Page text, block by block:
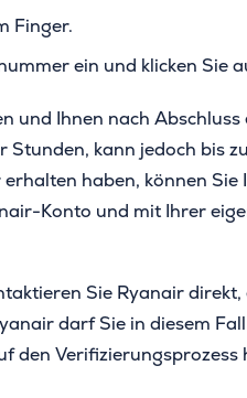
Finger.
ein und klicken Sie
und Ihnen nach Abschluss
kann jedoch bis
haben, können Sie
Konto und mit Ihrer
Sie Ryanair
darf Sie in diesem
den Verifizierungsprozess